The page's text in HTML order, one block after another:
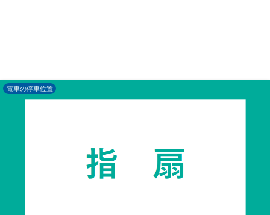
電車の停車位置